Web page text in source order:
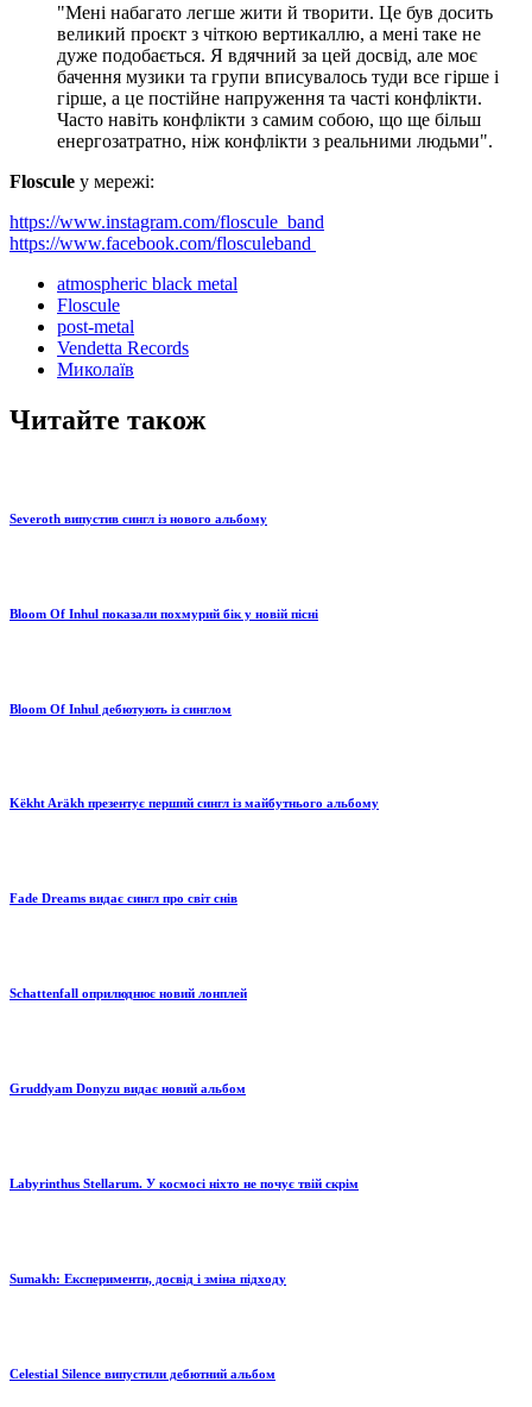
"Мені набагато легше жити й творити. Це був досить
великий проєкт з чіткою вертикаллю, а мені таке не
дуже подобається. Я вдячний за цей досвід, але моє
бачення музики та групи вписувалось туди все гірше і
гірше, а це постійне напруження та часті конфлікти.
Часто навіть конфлікти з самим собою, що ще більш
енергозатратно, ніж конфлікти з реальними людьми".
Floscule у мережі:
https://www.instagram.com/floscule_band
https://www.facebook.com/flosculeband
atmospheric black metal
Floscule
post-metal
Vendetta Records
Миколаїв
Читайте також
Severoth випустив сингл із нового альбому
Bloom Of Inhul показали похмурий бік у новій пісні
Bloom Of Inhul дебютують із синглом
Këkht Aräkh презентує перший сингл із майбутнього альбому
Fade Dreams видає сингл про світ снів
Schattenfall оприлюднює новий лонплей
Gruddyam Donyzu видає новий альбом
Labyrinthus Stellarum. У космосі ніхто не почує твій скрім
Sumakh: Експерименти, досвід і зміна підходу
Celestial Silence випустили дебютний альбом